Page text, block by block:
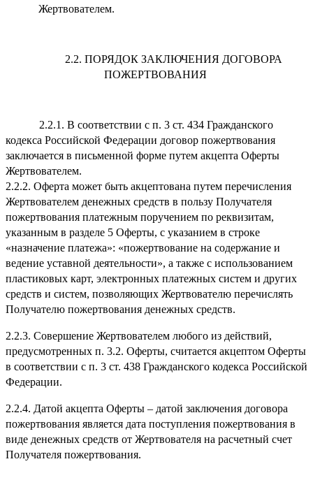
Жертвователем.
2.2. ПОРЯДОК ЗАКЛЮЧЕНИЯ ДОГОВОРА
ПОЖЕРТВОВАНИЯ
2.2.1. В соответствии с п. 3 ст. 434 Гражданского
кодекса Российской Федерации договор пожертвования
заключается в письменной форме путем акцепта Оферты
Жертвователем.
2.2.2. Оферта может быть акцептована путем перечисления
Жертвователем денежных средств в пользу Получателя
пожертвования платежным поручением по реквизитам,
указанным в разделе 5 Оферты, с указанием в строке
«назначение платежа»: «пожертвование на содержание и
ведение уставной деятельности», а также с использованием
пластиковых карт, электронных платежных систем и других
средств и систем, позволяющих Жертвователю перечислять
Получателю пожертвования денежных средств.
2.2.3. Совершение Жертвователем любого из действий,
предусмотренных п. 3.2. Оферты, считается акцептом Оферты
в соответствии с п. 3 ст. 438 Гражданского кодекса Российской
Федерации.
2.2.4. Датой акцепта Оферты – датой заключения договора
пожертвования является дата поступления пожертвования в
виде денежных средств от Жертвователя на расчетный счет
Получателя пожертвования.